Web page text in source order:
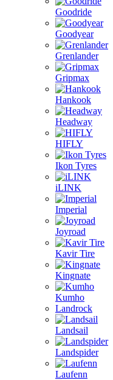
Goodride
Goodyear
Grenlander
Gripmax
Hankook
Headway
HIFLY
Ikon Tyres
iLINK
Imperial
Joyroad
Kavir Tire
Kingnate
Kumho
Landrock
Landsail
Landspider
Laufenn